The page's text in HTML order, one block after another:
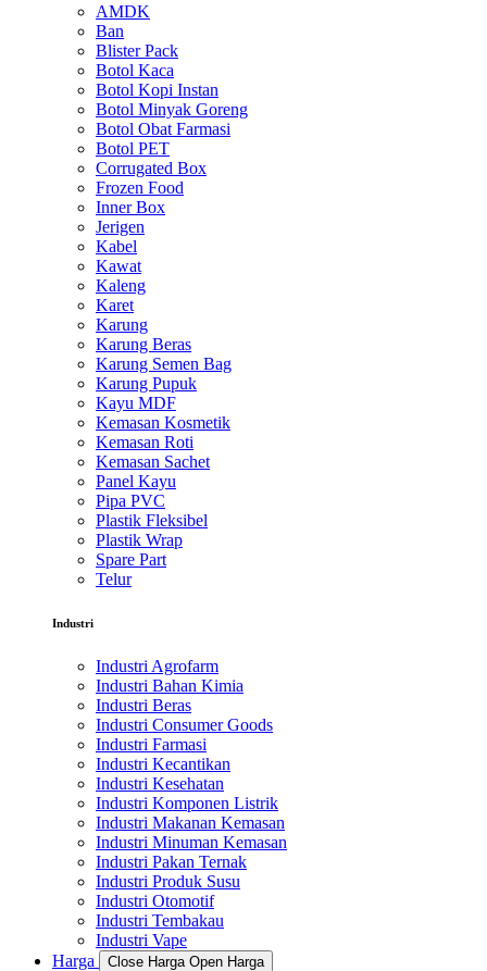
AMDK
Ban
Blister Pack
Botol Kaca
Botol Kopi Instan
Botol Minyak Goreng
Botol Obat Farmasi
Botol PET
Corrugated Box
Frozen Food
Inner Box
Jerigen
Kabel
Kawat
Kaleng
Karet
Karung
Karung Beras
Karung Semen Bag
Karung Pupuk
Kayu MDF
Kemasan Kosmetik
Kemasan Roti
Kemasan Sachet
Panel Kayu
Pipa PVC
Plastik Fleksibel
Plastik Wrap
Spare Part
Telur
Industri
Industri Agrofarm
Industri Bahan Kimia
Industri Beras
Industri Consumer Goods
Industri Farmasi
Industri Kecantikan
Industri Kesehatan
Industri Komponen Listrik
Industri Makanan Kemasan
Industri Minuman Kemasan
Industri Pakan Ternak
Industri Produk Susu
Industri Otomotif
Industri Tembakau
Industri Vape
Harga
Close Harga Open Harga